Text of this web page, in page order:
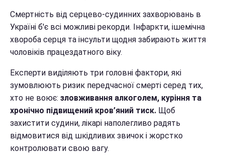
Смертність від серцево-судинних захворювань в
Україні б'є всі можливі рекорди. Інфаркти, ішемічна
хвороба серця та інсульти щодня забирають життя
чоловіків працездатного віку.
Експерти виділяють три головні фактори, які
зумовлюють ризик передчасної смерті серед тих,
хто не воює: зловживання алкоголем, куріння та
хронічно підвищений кров’яний тиск. Щоб
захистити судини, лікарі наполегливо радять
відмовитися від шкідливих звичок і жорстко
контролювати свою вагу.